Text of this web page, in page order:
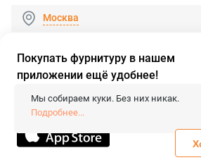
Москва
© 2026 «FieraShop.ru»
Сопровождение сайта
- Вебформат.
Все права защищены.
Не является публичной офертой
Политика конфиденциальности
Покупать фурнитуру в нашем
приложении ещё удобнее!
Мы собираем куки. Без них никак.
Подробнее...